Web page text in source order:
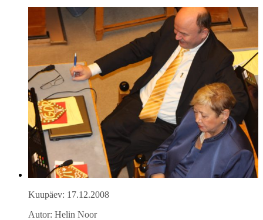
Kuupäev: 17.12.2008
Autor: Helin Noor